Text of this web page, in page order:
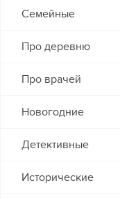
Семейные
Про деревню
Про врачей
Новогодние
Детективные
Исторические